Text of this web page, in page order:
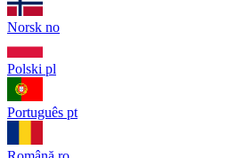
Norsk no
Polski pl
Português pt